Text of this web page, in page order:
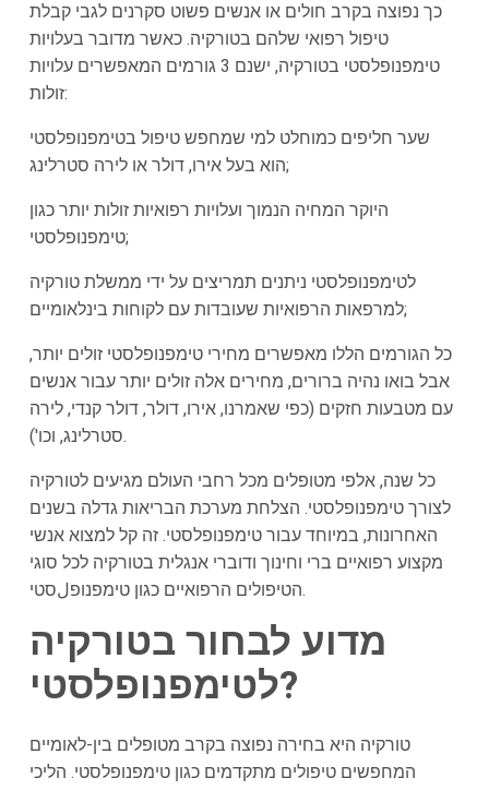
כך נפוצה בקרב חולים או אנשים פשוט סקרנים לגבי קבלת
טיפול רפואי שלהם בטורקיה. כאשר מדובר בעלויות
טימפנופלסטי בטורקיה, ישנם 3 גורמים המאפשרים עלויות
זולות:
שער חליפים כמוחלט למי שמחפש טיפול בטימפנופלסטי
הוא בעל אירו, דולר או לירה סטרלינג;
היוקר המחיה הנמוך ועלויות רפואיות זולות יותר כגון
טימפנופלסטי;
לטימפנופלסטי ניתנים תמריצים על ידי ממשלת טורקיה
למרפאות הרפואיות שעובדות עם לקוחות בינלאומיים;
כל הגורמים הללו מאפשרים מחירי טימפנופלסטי זולים יותר,
אבל בואו נהיה ברורים, מחירים אלה זולים יותר עבור אנשים
עם מטבעות חזקים (כפי שאמרנו, אירו, דולר, דולר קנדי, לירה
סטרלינג, וכו').
כל שנה, אלפי מטופלים מכל רחבי העולם מגיעים לטורקיה
לצורך טימפנופלסטי. הצלחת מערכת הבריאות גדלה בשנים
האחרונות, במיוחד עבור טימפנופלסטי. זה קל למצוא אנשי
מקצוע רפואיים ברי וחינוך ודוברי אנגלית בטורקיה לכל סוגי
הטיפולים הרפואיים כגון טימפנופلסטי.
מדוע לבחור בטורקיה
לטימפנופלסטי?
טורקיה היא בחירה נפוצה בקרב מטופלים בין-לאומיים
המחפשים טיפולים מתקדמים כגון טימפנופלסטי. הליכי